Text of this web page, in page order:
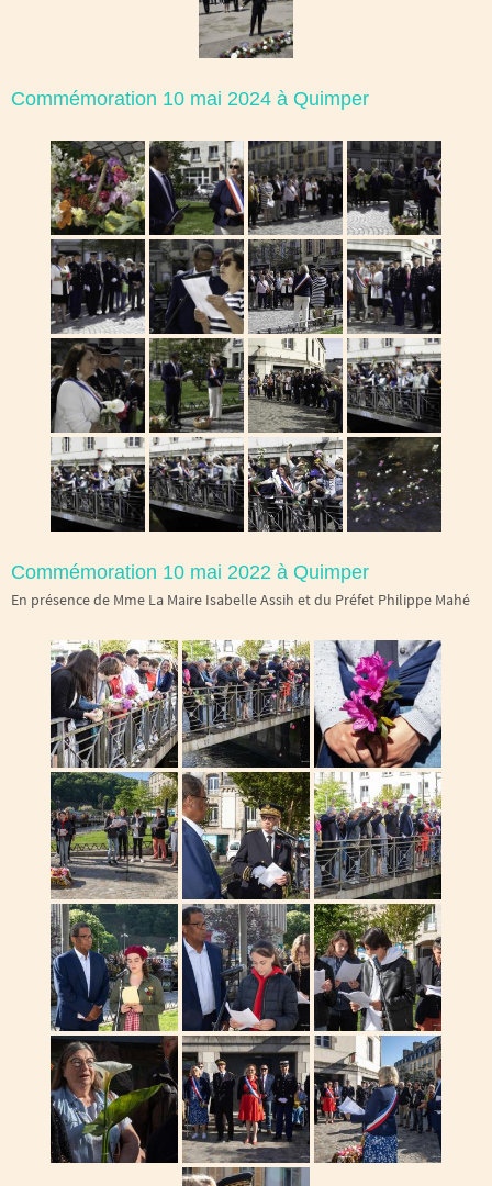
Commémoration 10 mai 2024 à Quimper
Commémoration 10 mai 2022 à Quimper
En présence de Mme La Maire Isabelle Assih et du Préfet Philippe Mahé